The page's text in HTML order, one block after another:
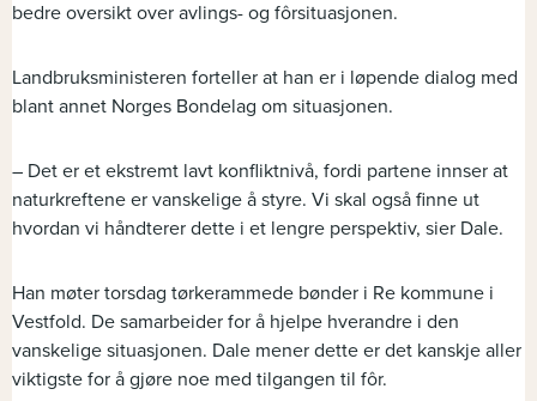
bedre oversikt over avlings- og fôrsituasjonen.
Landbruksministeren forteller at han er i løpende dialog med
blant annet Norges Bondelag om situasjonen.
– Det er et ekstremt lavt konfliktnivå, fordi partene innser at
naturkreftene er vanskelige å styre. Vi skal også finne ut
hvordan vi håndterer dette i et lengre perspektiv, sier Dale.
Han møter torsdag tørkerammede bønder i Re kommune i
Vestfold. De samarbeider for å hjelpe hverandre i den
vanskelige situasjonen. Dale mener dette er det kanskje aller
viktigste for å gjøre noe med tilgangen til fôr.